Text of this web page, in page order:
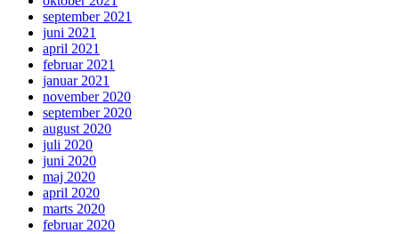
september 2021
juni 2021
april 2021
februar 2021
januar 2021
november 2020
september 2020
august 2020
juli 2020
juni 2020
maj 2020
april 2020
marts 2020
februar 2020